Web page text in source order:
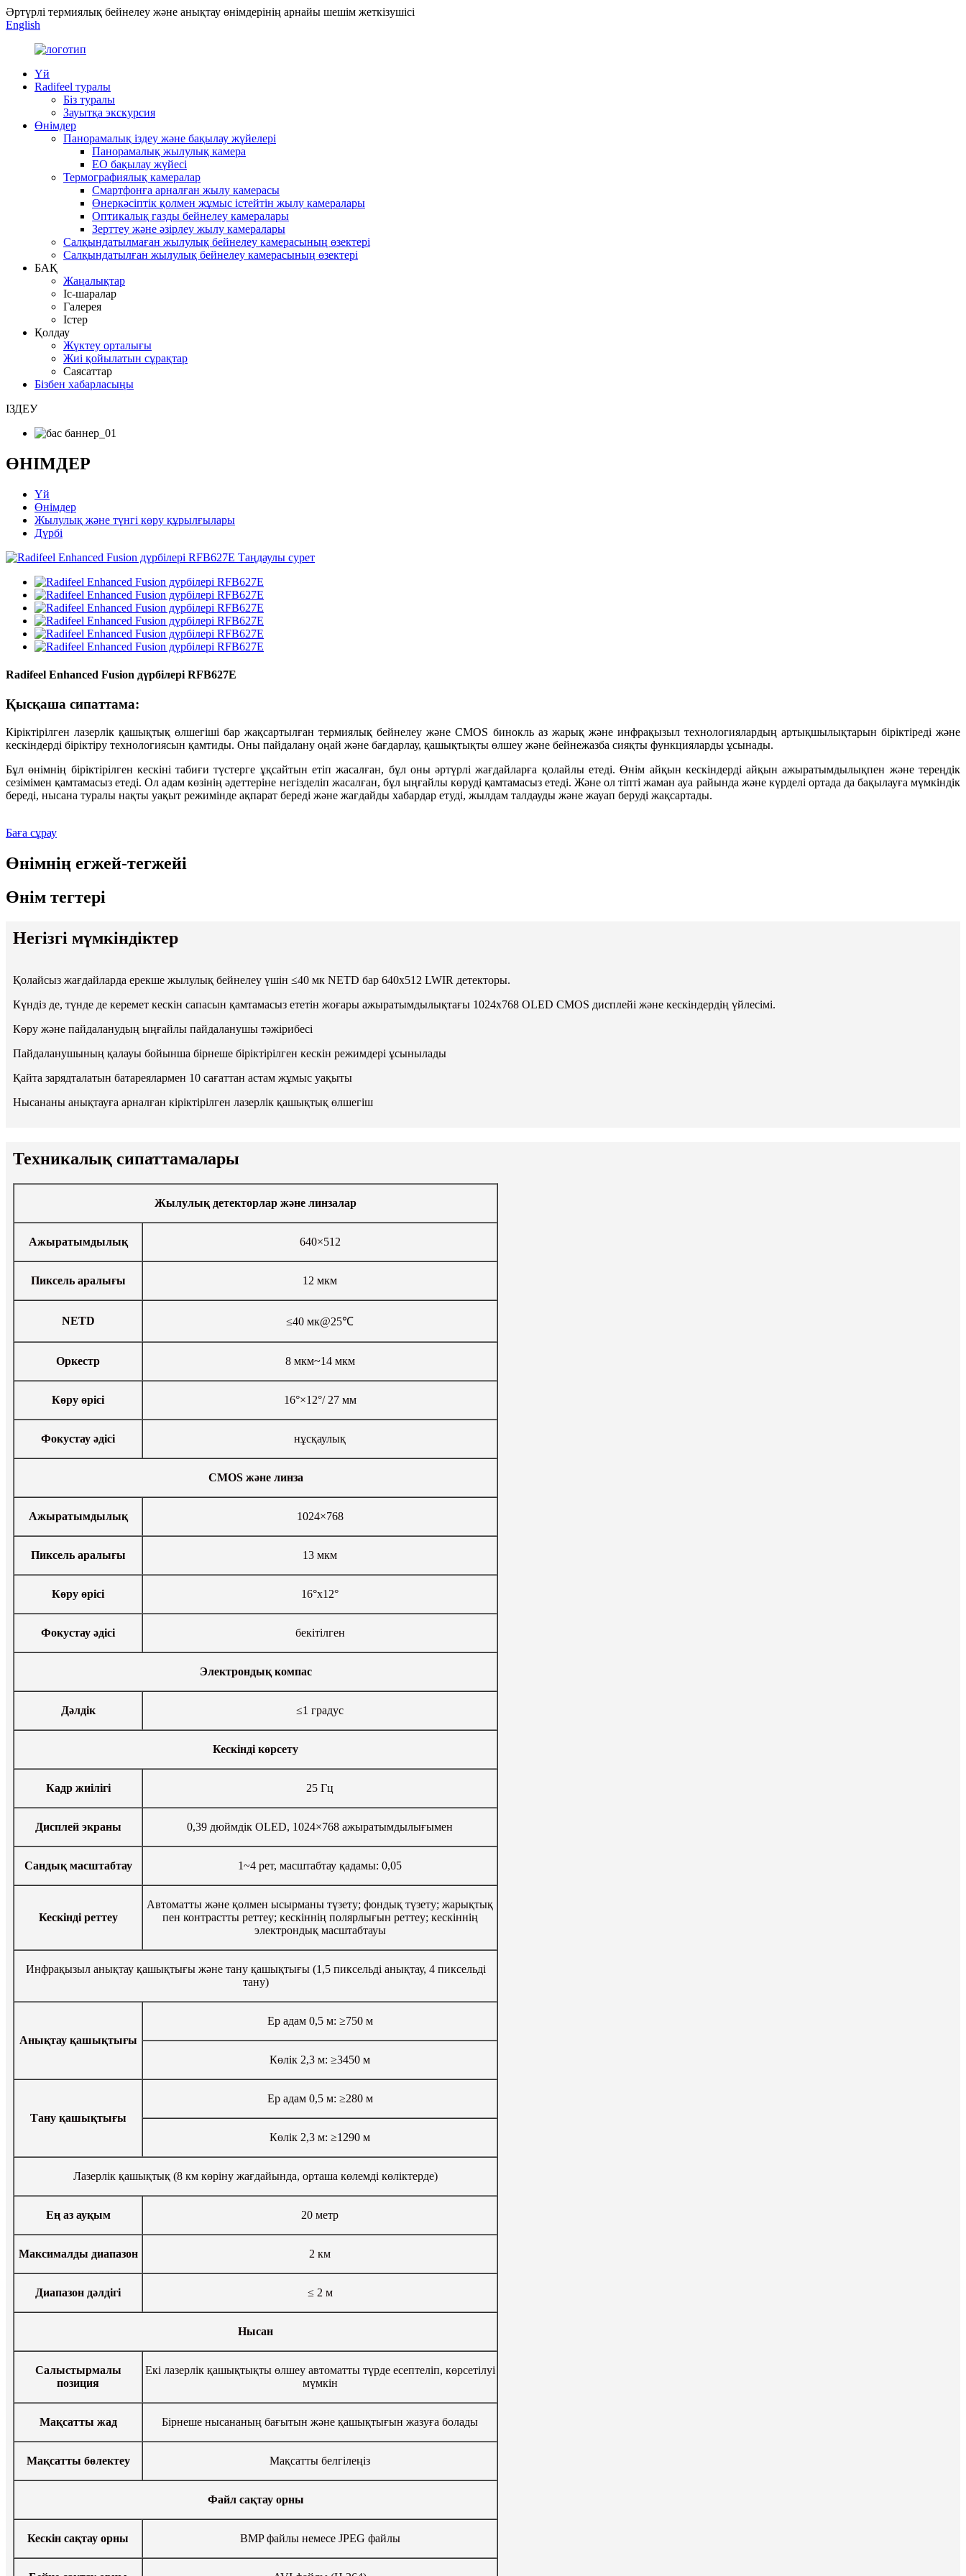
Әртүрлі термиялық бейнелеу және анықтау өнімдерінің арнайы шешім жеткізушісі
English
Үй
Radifeel туралы
Біз туралы
Зауытқа экскурсия
Өнімдер
Панорамалық іздеу және бақылау жүйелері
Панорамалық жылулық камера
EO бақылау жүйесі
Термографиялық камералар
Смартфонға арналған жылу камерасы
Өнеркәсіптік қолмен жұмыс істейтін жылу камералары
Оптикалық газды бейнелеу камералары
Зерттеу және әзірлеу жылу камералары
Салқындатылмаған жылулық бейнелеу камерасының өзектері
Салқындатылған жылулық бейнелеу камерасының өзектері
БАҚ
Жаңалықтар
Іс-шаралар
Галерея
Істер
Қолдау
Жүктеу орталығы
Жиі қойылатын сұрақтар
Саясаттар
Бізбен хабарласыңы
ІЗДЕУ
ӨНІМДЕР
Үй
Өнімдер
Жылулық және түнгі көру құрылғылары
Дүрбі
Radifeel Enhanced Fusion дүрбілері RFB627E
Қысқаша сипаттама:
Кіріктірілген лазерлік қашықтық өлшегіші бар жақсартылған термиялық бейнелеу және CMOS бинокль аз жарық және инфрақызыл технологиялардың артықшылықтарын біріктіреді және
кескіндерді біріктіру технологиясын қамтиды. Оны пайдалану оңай және бағдарлау, қашықтықты өлшеу және бейнежазба сияқты функцияларды ұсынады.
Бұл өнімнің біріктірілген кескіні табиғи түстерге ұқсайтын етіп жасалған, бұл оны әртүрлі жағдайларға қолайлы етеді. Өнім айқын кескіндерді айқын ажыратымдылықпен және тереңдік
сезімімен қамтамасыз етеді. Ол адам көзінің әдеттеріне негізделіп жасалған, бұл ыңғайлы көруді қамтамасыз етеді. Және ол тіпті жаман ауа райында және күрделі ортада да бақылауға мүмкіндік
береді, нысана туралы нақты уақыт режимінде ақпарат береді және жағдайды хабардар етуді, жылдам талдауды және жауап беруді жақсартады.
Баға сұрау
Өнімнің егжей-тегжейі
Өнім тегтері
Негізгі мүмкіндіктер
Қолайсыз жағдайларда ерекше жылулық бейнелеу үшін ≤40 мк NETD бар 640x512 LWIR детекторы.
Күндіз де, түнде де керемет кескін сапасын қамтамасыз ететін жоғары ажыратымдылықтағы 1024x768 OLED CMOS дисплейі және кескіндердің үйлесімі.
Көру және пайдаланудың ыңғайлы пайдаланушы тәжірибесі
Пайдаланушының қалауы бойынша бірнеше біріктірілген кескін режимдері ұсынылады
Қайта зарядталатын батареялармен 10 сағаттан астам жұмыс уақыты
Нысананы анықтауға арналған кіріктірілген лазерлік қашықтық өлшегіш
Техникалық сипаттамалары
Жылулық детекторлар және линзалар
Ажыратымдылық 640×512
Пиксель аралығы 12 мкм
NETD ≤40 мк@25℃
Оркестр 8 мкм~14 мкм
Көру өрісі 16°×12°/ 27 мм
Фокустау әдісі нұсқаулық
CMOS және линза
Ажыратымдылық 1024×768
Пиксель аралығы 13 мкм
Көру өрісі 16°x12°
Фокустау әдісі бекітілген
Электрондық компас
Дәлдік ≤1 градус
Кескінді көрсету
Кадр жиілігі 25 Гц
Дисплей экраны 0,39 дюймдік OLED, 1024×768 ажыратымдылығымен
Сандық масштабтау 1~4 рет, масштабтау қадамы: 0,05
Кескінді реттеу
Автоматты және қолмен ысырманы түзету; фондық түзету; жарықтық
пен контрастты реттеу; кескіннің полярлығын реттеу; кескіннің
электрондық масштабтауы
Инфрақызыл анықтау қашықтығы және тану қашықтығы (1,5 пиксельді анықтау, 4 пиксельді
тану)
Анықтау қашықтығы
Ер адам 0,5 м: ≥750 м
Көлік 2,3 м: ≥3450 м
Тану қашықтығы
Ер адам 0,5 м: ≥280 м
Көлік 2,3 м: ≥1290 м
Лазерлік қашықтық (8 км көріну жағдайында, орташа көлемді көліктерде)
Ең аз ауқым 20 метр
Максималды диапазон 2 км
Диапазон дәлдігі ≤ 2 м
Нысан
Салыстырмалы
позиция
Екі лазерлік қашықтықты өлшеу автоматты түрде есептеліп, көрсетілуі
мүмкін
Мақсатты жад Бірнеше нысананың бағытын және қашықтығын жазуға болады
Мақсатты бөлектеу Мақсатты белгілеңіз
Файл сақтау орны
Кескін сақтау орны BMP файлы немесе JPEG файлы